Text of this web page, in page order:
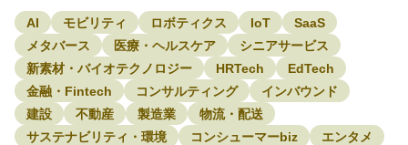
AI モビリティ ロボティクス IoT
SaaS
メタバース
医療・ヘルスケア
シニアサービス
新素材・バイオテクノロジー
HRTech
EdTech
金融・Fintech
コンサルティング
インバウンド
建設
不動産 製造業
物流・配送
サステナビリティ・環境
コンシューマーbiz
エンタメ